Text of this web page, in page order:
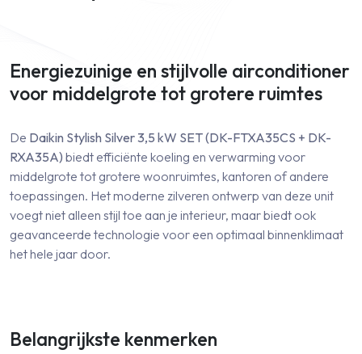
Energiezuinige en stijlvolle airconditioner
voor middelgrote tot grotere ruimtes
De Daikin Stylish Silver 3,5 kW SET (DK-FTXA35CS + DK-
RXA35A) biedt efficiënte koeling en verwarming voor
middelgrote tot grotere woonruimtes, kantoren of andere
toepassingen. Het moderne zilveren ontwerp van deze unit
voegt niet alleen stijl toe aan je interieur, maar biedt ook
geavanceerde technologie voor een optimaal binnenklimaat
het hele jaar door.
Belangrijkste kenmerken